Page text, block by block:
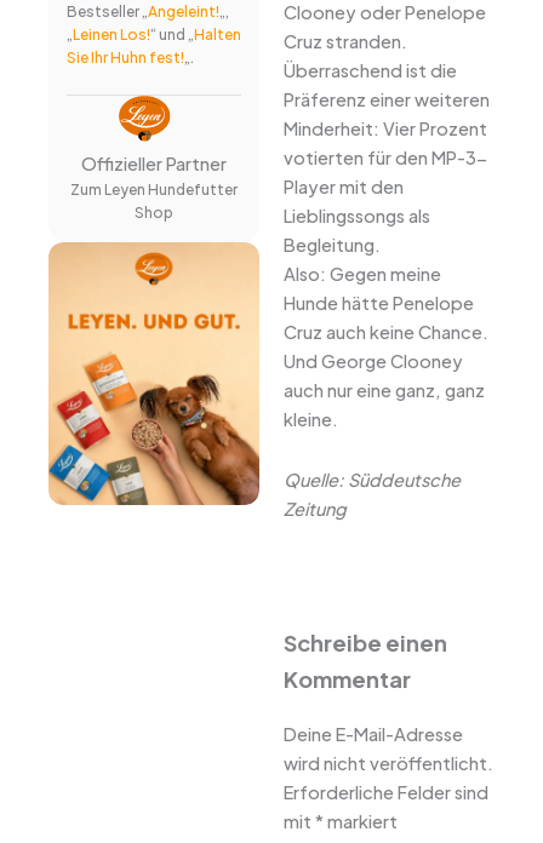
Bestseller „ Angeleint!
Leinen Los!“ und „ Halten
Sie Ihr Huhn fest!
Offizieller Partner
Zum Leyen Hundefutter
Shop
Clooney oder Penelope
Cruz stranden.
Überraschend ist die
Präferenz einer weiteren
Minderheit: Vier Prozent
votierten für den MP-3-
Player mit den
Lieblingssongs als
Begleitung.
Also: Gegen meine
Hunde hätte Penelope
Cruz auch keine Chance.
Und George Clooney
auch nur eine ganz, ganz
kleine.
Quelle: Süddeutsche
Zeitung
Schreibe einen
Kommentar
Deine E-Mail-Adresse
wird nicht veröffentlicht.
Erforderliche Felder sind
mit * markiert